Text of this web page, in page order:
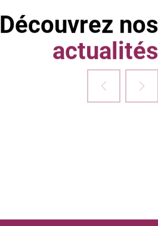
Découvrez nos
actualités